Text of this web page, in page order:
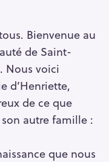
Bienvenue au
de Saint-
Nous voici
d’Henriette,
de ce que
autre famille :
que nous